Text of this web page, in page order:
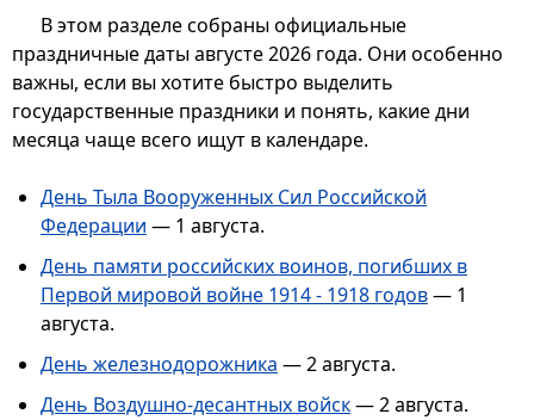
В этом разделе собраны официальные
праздничные даты августе 2026 года. Они особенно
важны, если вы хотите быстро выделить
государственные праздники и понять, какие дни
месяца чаще всего ищут в календаре.
День Тыла Вооруженных Сил Российской
Федерации — 1 августа.
День памяти российских воинов, погибших в
Первой мировой войне 1914 - 1918 годов— 1
августа.
День железнодорожника — 2 августа.
День Воздушно-десантных войск— 2 августа.